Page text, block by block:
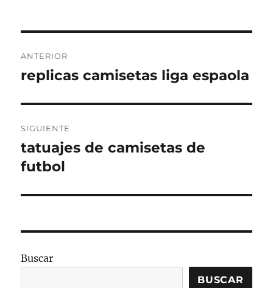
de
ANTERIOR
Entrada
replicas camisetas liga espaola
SIGUIENTE
Entrada
siguiente:
tatuajes de camisetas de
futbol
Buscar
BUSCAR